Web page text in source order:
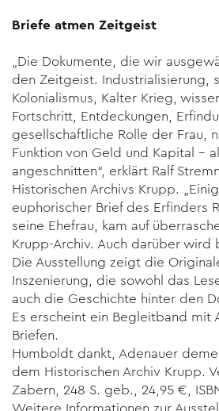
Briefe atmen Zeitgeist
„Die Dokumente, die wir
den Zeitgeist. Industrialisierung,
Kolonialismus, Kalter Krieg,
Fortschritt, Entdeckungen,
gesellschaftliche Rolle der Frau,
Funktion von Geld und Kapital –
angeschnitten“, erklärt Ralf
Historischen Archivs Krupp.
euphorischer Brief des Erfinders
seine Ehefrau, kam auf
Krupp-Archiv. Auch darüber wird
Die Ausstellung zeigt die
Inszenierung, die sowohl das
auch die Geschichte hinter den
Es erscheint ein Begleitband mit
Briefen.
Humboldt dankt, Adenauer
dem Historischen Archiv Krupp.
Zabern, 248 S. geb., 24,95 €,